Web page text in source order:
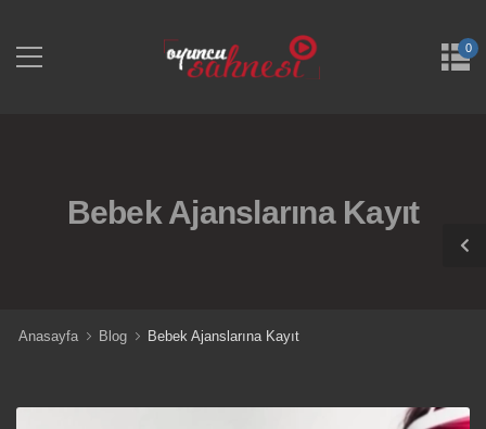
0
Bebek Ajanslarına Kayıt
Anasayfa Blog Bebek Ajanslarına Kayıt